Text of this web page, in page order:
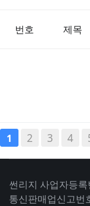
번호 제목
1 2 3 4
썬리지 사업자등
통신판매업신고번